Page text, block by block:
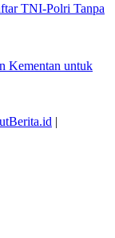
TNI-Polri Tanpa
Kementan untuk
|